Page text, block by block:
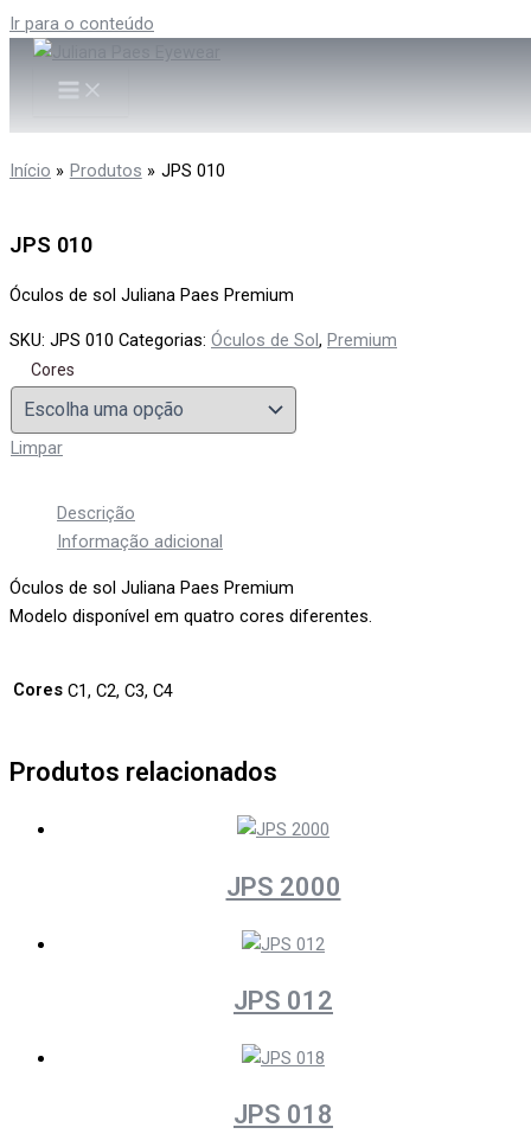
Ir para o conteúdo
Início Produtos JPS 010
JPS 010
Óculos de sol Juliana Paes Premium
SKU: JPS 010 Categorias: Óculos de Sol , Premium
Cores
Limpar
Descrição
Informação adicional
Óculos de sol Juliana Paes Premium
Modelo disponível em quatro cores diferentes.
Cores C1, C2, C3, C4
Produtos relacionados
JPS 2000
JPS 012
JPS 018